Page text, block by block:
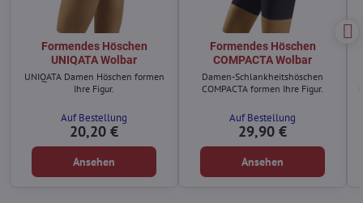
Formendes Höschen
UNIQATA Wolbar
UNIQATA Damen Höschen formen
Ihre Figur.
Auf Bestellung
20,20 €
Ansehen
Formendes Höschen
COMPACTA Wolbar
Damen-Schlankheitshöschen
COMPACTA formen Ihre Figur.
Auf Bestellung
29,90 €
Ansehen